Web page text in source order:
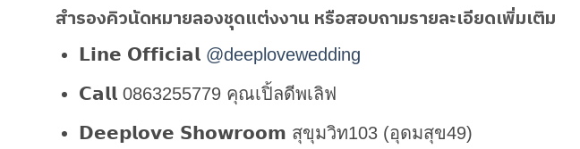
สำรองคิวนัดหมายลองชุดแต่งงาน หรือสอบถามรายละเอียดเพิ่มเติม
𝗟𝗶𝗻𝗲 𝗢𝗳𝗳𝗶𝗰𝗶𝗮𝗹 @deeplovewedding
𝗖𝗮𝗹𝗹 0863255779 คุณเปิ้ลดีพเลิฟ
𝗗𝗲𝗲𝗽𝗹𝗼𝘃𝗲 𝗦𝗵𝗼𝘄𝗿𝗼𝗼𝗺 สุขุมวิท103 (อุดมสุข49)